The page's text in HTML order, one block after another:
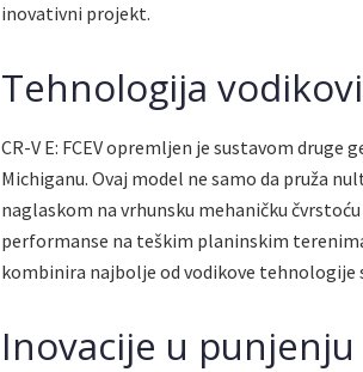
inovativni projekt.
Tehnologija
CR-V E: FCEV opremljen je sustavom
Michiganu. Ovaj model ne samo da pruža
naglaskom na vrhunsku mehaničku
performanse na teškim planinskim
kombinira najbolje od vodikove
Inovacije u